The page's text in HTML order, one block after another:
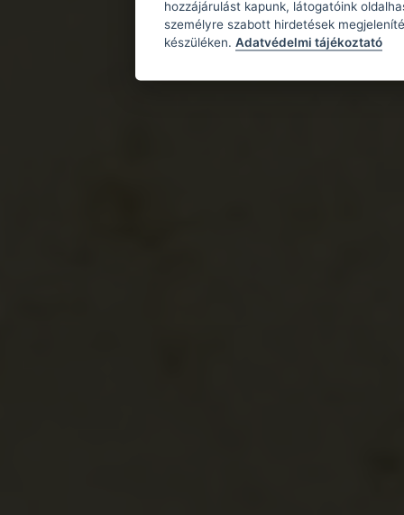
hozzájárulást kapunk, látogatóink
személyre szabott hirdetések
készüléken. Adatvédelmi tájékoztató